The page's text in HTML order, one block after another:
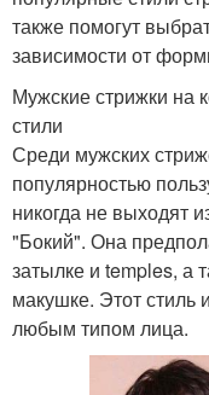
также помогут
зависимости от
Мужские стрижки на
стили
Среди мужских
популярностью
никогда не выходят
"Бокий". Она
затылке и temples, а
макушке. Этот стиль
любым типом лица.